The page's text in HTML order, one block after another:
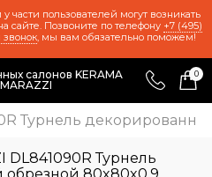
пользователей могут возникать
сайте. Позвоните по телефону +7 (495)
, мы вам обязательно поможем!
салонов KERAMA
MARAZZI
0
Турнель
DL841090R Турнель